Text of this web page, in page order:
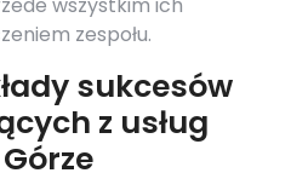
zespołu.
sukcesów
z usług